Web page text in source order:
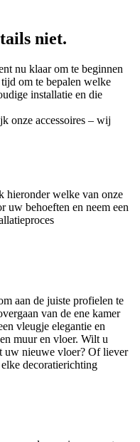
niet.
nu klaar om te beginnen
om te bepalen welke
installatie en die
onze accessoires – wij
hieronder welke van onze
uw behoeften en neem een
aan de juiste profielen te
van de ene kamer
vleugje elegantie en
muur en vloer. Wilt u
uw nieuwe vloer? Of liever
decoratierichting